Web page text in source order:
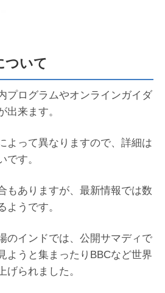
ついて
プログラムやオンラインガイダ
出来ます。
よって異なりますので、詳細は
です。
もありますが、最新情報では数
ようです。
のインドでは、公開サマディで
ようと集まったりBBCなど世界
げられました。